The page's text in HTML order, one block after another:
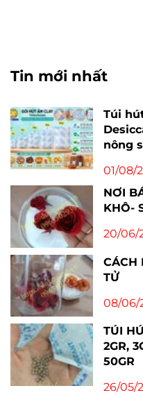
Tin mới nhất
Túi
nông
01/08/
NƠI
KHÔ-
20/06/
CÁCH
TỬ
08/06/
TÚI
2GR,
50GR
26/05/